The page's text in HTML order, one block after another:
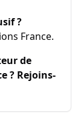
?
France.
de
? Rejoins-